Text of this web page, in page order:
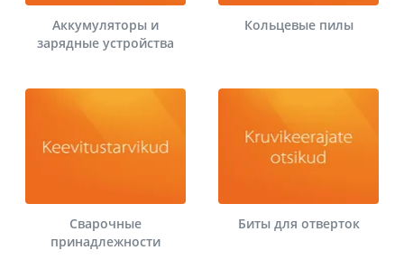
Аккумуляторы и
зарядные устройства
Кольцевые пилы
Сварочные
принадлежности
Биты для отверток